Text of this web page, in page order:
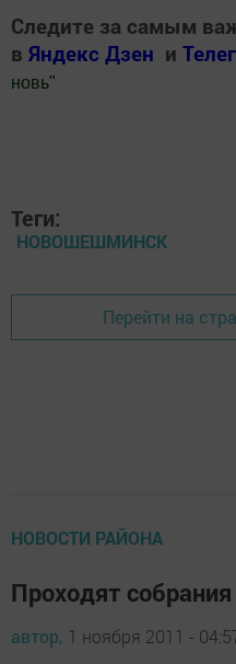
Следите за самым
в Яндекс Дзен и
новь"
Теги:
НОВОШЕШМИНСК
Перейти на
НОВОСТИ РАЙОНА
Проходят
автор, 1 ноября 2011 -